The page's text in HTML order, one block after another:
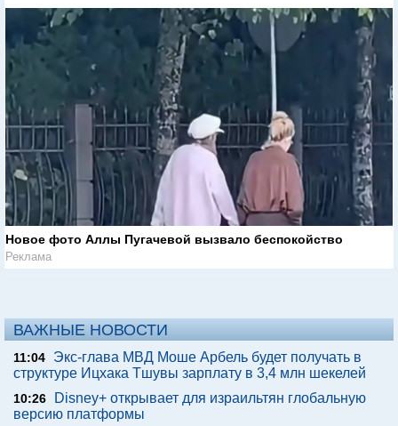
Новое фото Аллы Пугачевой вызвало беспокойство
Реклама
ВАЖНЫЕ НОВОСТИ
11:04
Экс-глава МВД Моше Арбель будет получать в
структуре Ицхака Тшувы зарплату в 3,4 млн шекелей
10:26
Disney+ открывает для израильтян глобальную
версию платформы